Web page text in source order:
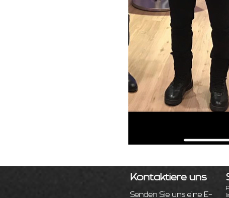
Kontaktiere uns
Senden Sie uns eine E-